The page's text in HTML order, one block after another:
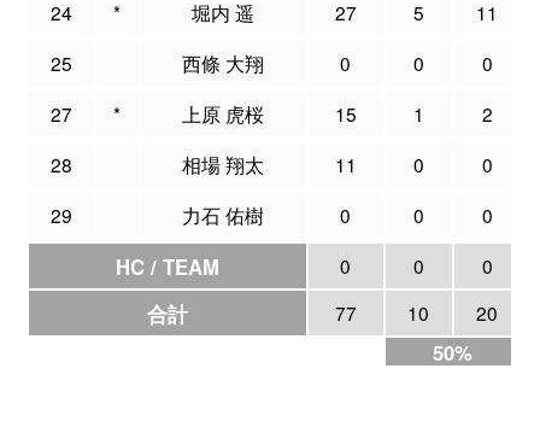
24
* 堀内 遥 27 5
11
25
西條 大翔 0 0
0
27
* 上原 虎桜 15 1
2
28
相場 翔太 11 0
0
29
力石 佑樹 0 0 0
HC / TEAM 0 0 0
合計 77 10 20
50%